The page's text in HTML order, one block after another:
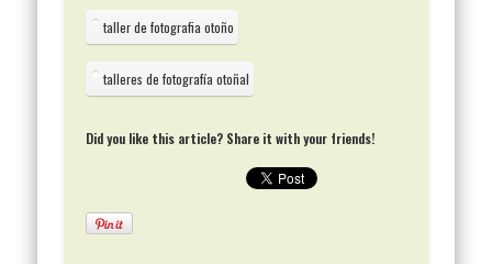
taller de fotografia otoño
talleres de fotografía otoñal
Did you like this article? Share it with your friends!